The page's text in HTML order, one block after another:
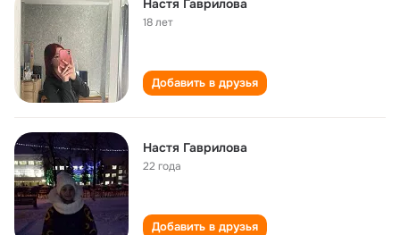
Настя Гаврилова
18 лет
Добавить в друзья
Настя Гаврилова
22 года
Добавить в друзья